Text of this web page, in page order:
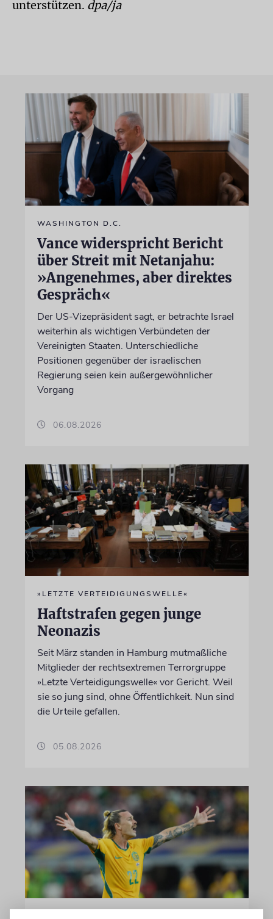
unterstützen. dpa/ja
WASHINGTON D.C.
Vance widerspricht Bericht
über Streit mit Netanjahu:
»Angenehmes, aber direktes
Gespräch«
Der US-Vizepräsident sagt, er betrachte Israel
weiterhin als wichtigen Verbündeten der
Vereinigten Staaten. Unterschiedliche
Positionen gegenüber der israelischen
Regierung seien kein außergewöhnlicher
Vorgang
06.08.2026
»LETZTE VERTEIDIGUNGSWELLE«
Haftstrafen gegen junge
Neonazis
Seit März standen in Hamburg mutmaßliche
Mitglieder der rechtsextremen Terrorgruppe
»Letzte Verteidigungswelle« vor Gericht. Weil
sie so jung sind, ohne Öffentlichkeit. Nun sind
die Urteile gefallen.
05.08.2026